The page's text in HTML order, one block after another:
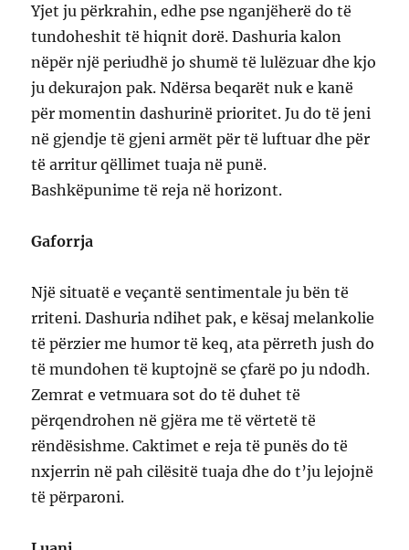
Yjet ju përkrahin, edhe pse nganjëherë do të
tundoheshit të hiqnit dorë. Dashuria kalon
nëpër një periudhë jo shumë të lulëzuar dhe kjo
ju dekurajon pak. Ndërsa beqarët nuk e kanë
për momentin dashurinë prioritet. Ju do të jeni
në gjendje të gjeni armët për të luftuar dhe për
të arritur qëllimet tuaja në punë.
Bashkëpunime të reja në horizont.
Gaforrja
Një situatë e veçantë sentimentale ju bën të
rriteni. Dashuria ndihet pak, e kësaj melankolie
të përzier me humor të keq, ata përreth jush do
të mundohen të kuptojnë se çfarë po ju ndodh.
Zemrat e vetmuara sot do të duhet të
përqendrohen në gjëra me të vërtetë të
rëndësishme. Caktimet e reja të punës do të
nxjerrin në pah cilësitë tuaja dhe do t’ju lejojnë
të përparoni.